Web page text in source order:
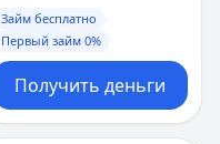
Займ бесплатно
Первый займ 0%
Получить деньги